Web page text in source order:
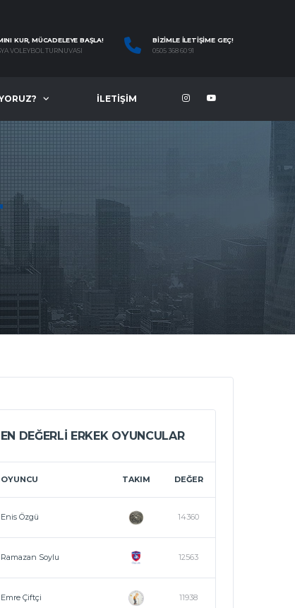
KUR, MÜCADELEYE BAŞLA!
VOLEYBOL TURNUVASI
BIZIMLE İLETIŞIME GEÇ!
0505 368 60 91
İLETIŞIM
EN DEĞERLI ERKEK OYUNCULAR
OYUNCU TAKIM DEĞER
Enis Özgü 14360
Ramazan Soylu 12563
Emre Çiftçi 11938